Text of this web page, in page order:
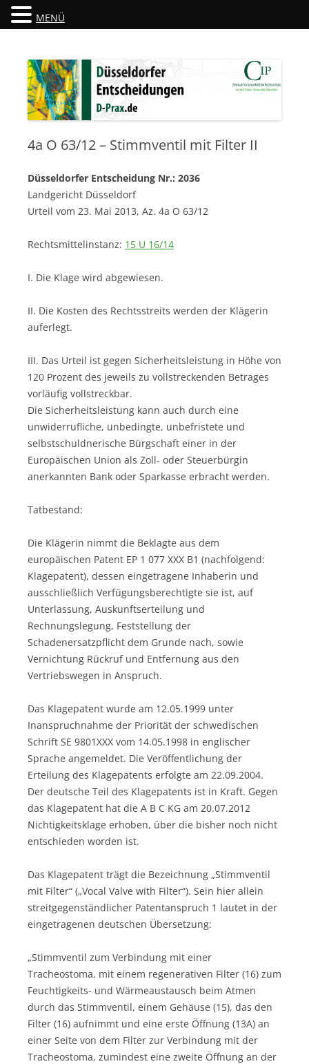
Düsseldorfer Entscheidungen
4a O 63/12 – Stimmventil mit Filter II
Düsseldorfer Entscheidung Nr.: 2036
Landgericht Düsseldorf
Urteil vom 23. Mai 2013, Az. 4a O 63/12
Rechtsmittelinstanz: 15 U 16/14
I. Die Klage wird abgewiesen.
II. Die Kosten des Rechtsstreits werden der Klägerin
auferlegt.
III. Das Urteil ist gegen Sicherheitsleistung in Höhe von
120 Prozent des jeweils zu vollstreckenden Betrages
vorläufig vollstreckbar.
Die Sicherheitsleistung kann auch durch eine
unwiderrufliche, unbedingte, unbefristete und
selbstschuldnerische Bürgschaft einer in der
Europäischen Union als Zoll- oder Steuerbürgin
anerkannten Bank oder Sparkasse erbracht werden.
Tatbestand:
Die Klägerin nimmt die Beklagte aus dem
europäischen Patent EP 1 077 XXX B1 (nachfolgend:
Klagepatent), dessen eingetragene Inhaberin und
ausschließlich Verfügungsberechtigte sie ist, auf
Unterlassung, Auskunftserteilung und
Rechnungslegung, Feststellung der
Schadenersatzpflicht dem Grunde nach, sowie
Vernichtung Rückruf und Entfernung aus den
Vertriebswegen in Anspruch.
Das Klagepatent wurde am 12.05.1999 unter
Inanspruchnahme der Priorität der schwedischen
Schrift SE 9801XXX vom 14.05.1998 in englischer
Sprache angemeldet. Die Veröffentlichung der
Erteilung des Klagepatents erfolgte am 22.09.2004.
Der deutsche Teil des Klagepatents ist in Kraft. Gegen
das Klagepatent hat die A B C KG am 20.07.2012
Nichtigkeitsklage erhoben, über die bisher noch nicht
entschieden worden ist.
Das Klagepatent trägt die Bezeichnung „Stimmventil
mit Filter“ („Vocal Valve with Filter“). Sein hier allein
streitgegenständlicher Patentanspruch 1 lautet in der
eingetragenen deutschen Übersetzung:
„Stimmventil zum Verbindung mit einer
Tracheostoma, mit einem regenerativen Filter (16) zum
Feuchtigkeits- und Wärmeaustausch beim Atmen
durch das Stimmventil, einem Gehäuse (15), das den
Filter (16) aufnimmt und eine erste Öffnung (13A) an
einer Seite von dem Filter zur Verbindung mit der
Tracheostoma, zumindest eine zweite Öffnung an der
MENÜ